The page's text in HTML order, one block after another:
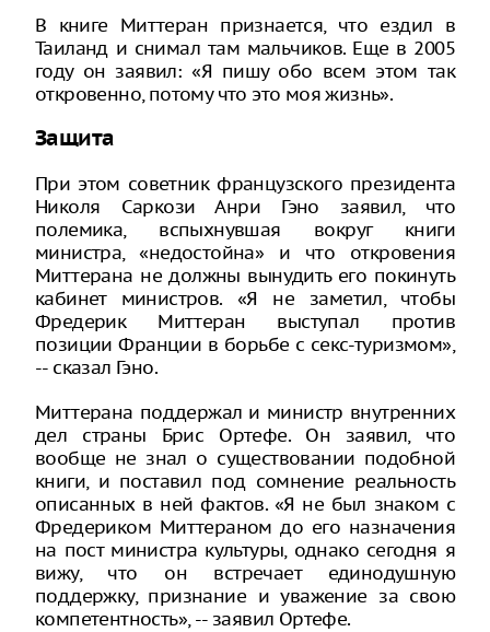
В книге Миттеран признается, что ездил в
Таиланд и снимал там мальчиков. Еще в 2005
году он заявил: «Я пишу обо всем этом так
откровенно, потому что это моя жизнь».
Защита
При этом советник французского президента
Николя Саркози Анри Гэно заявил, что
полемика, вспыхнувшая вокруг книги
министра, «недостойна» и что откровения
Миттерана не должны вынудить его покинуть
кабинет министров. «Я не заметил, чтобы
Фредерик Миттеран выступал против
позиции Франции в борьбе с секс-туризмом»,
-- сказал Гэно.
Миттерана поддержал и министр внутренних
дел страны Брис Ортефе. Он заявил, что
вообще не знал о существовании подобной
книги, и поставил под сомнение реальность
описанных в ней фактов. «Я не был знаком с
Фредериком Миттераном до его назначения
на пост министра культуры, однако сегодня я
вижу, что он встречает единодушную
поддержку, признание и уважение за свою
компетентность», -- заявил Ортефе.